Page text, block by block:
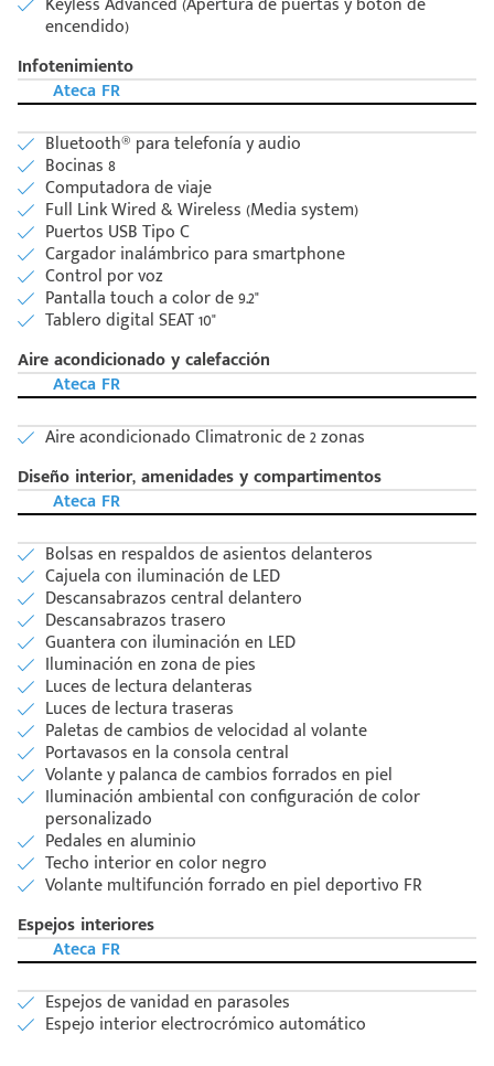
Escríbenos
+528121278366
Código
Postal
Ingresar
encendido)
Infotenimiento
Ateca FR
Bluetooth® para telefonía y audio
Bocinas 8
Computadora de viaje
Full Link Wired & Wireless (Media system)
Puertos USB Tipo C
Cargador inalámbrico para smartphone
Control por voz
Pantalla touch a color de 9.2"
Tablero digital SEAT 10"
Aire acondicionado y calefacción
Ateca FR
Aire acondicionado Climatronic de 2 zonas
Diseño interior, amenidades y compartimentos
Ateca FR
Bolsas en respaldos de asientos delanteros
Cajuela con iluminación de LED
Descansabrazos central delantero
Descansabrazos trasero
Guantera con iluminación en LED
Iluminación en zona de pies
Luces de lectura delanteras
Luces de lectura traseras
Paletas de cambios de velocidad al volante
Portavasos en la consola central
Volante y palanca de cambios forrados en piel
Iluminación ambiental con configuración de color
personalizado
Pedales en aluminio
Techo interior en color negro
Volante multifunción forrado en piel deportivo FR
Espejos interiores
Ateca FR
Espejos de vanidad en parasoles
Espejo interior electrocrómico automático